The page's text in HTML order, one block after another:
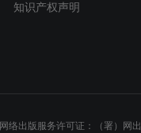
知识产权声明
网络出版服务许可证：（署）网